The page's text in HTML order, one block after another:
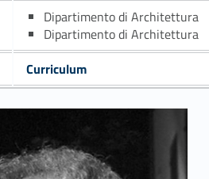
Dipartimento di Architettura
Dipartimento di Architettura
Curriculum